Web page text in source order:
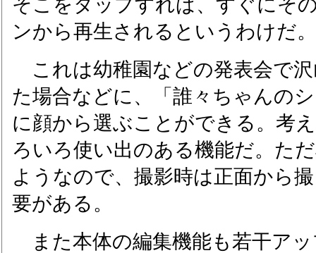
そこをタップすれば、すぐにそ
ンから再生されるというわけだ。
これは幼稚園などの発表会で
た場合などに、「誰々ちゃんの
に顔から選ぶことができる。考
ろいろ使い出のある機能だ。た
ようなので、撮影時は正面から
要がある。
また本体の編集機能も若干ア